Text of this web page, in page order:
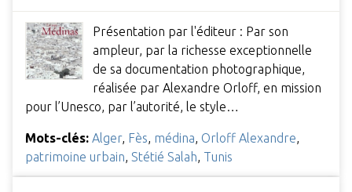
Présentation par l'éditeur : Par son
ampleur, par la richesse exceptionnelle
de sa documentation photographique,
réalisée par Alexandre Orloff, en mission
pour l’Unesco, par l’autorité, le style…
Mots-clés: Alger, Fès, médina, Orloff Alexandre,
patrimoine urbain, Stétié Salah, Tunis